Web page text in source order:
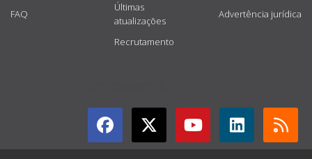
FAQ
Últimas
atualizações
Recrutamento
Advertência jurídica